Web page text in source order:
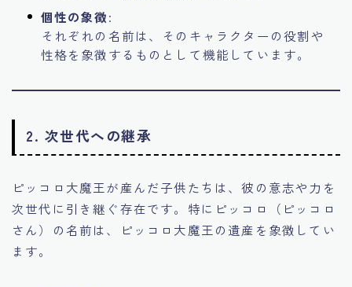
個性の象徴:
それぞれの名前は、そのキャラクターの役割や
性格を象徴するものとして機能しています。
2. 次世代への継承
ピッコロ大魔王が産んだ子供たちは、彼の意志や力を
次世代に引き継ぐ存在です。特にピッコロ（ピッコロ
さん）の名前は、ピッコロ大魔王の遺産を象徴してい
ます。